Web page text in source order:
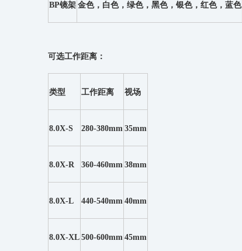
BP镜架 金色，白色，绿色，黑色，银色，红色，蓝色
可选工作距离：
类型 工作距离 视场
8.0X-S 280-380mm 35mm
8.0X-R 360-460mm 38mm
8.0X-L 440-540mm 40mm
8.0X-XL 500-600mm 45mm